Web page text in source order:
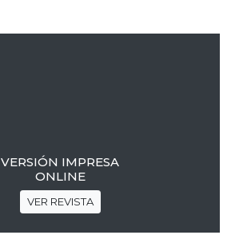
VERSIÓN IMPRESA
ONLINE
VER REVISTA